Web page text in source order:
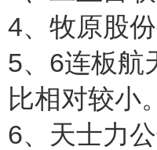
4、牧原股
5、6连板航
比相对较小。
6、天士力